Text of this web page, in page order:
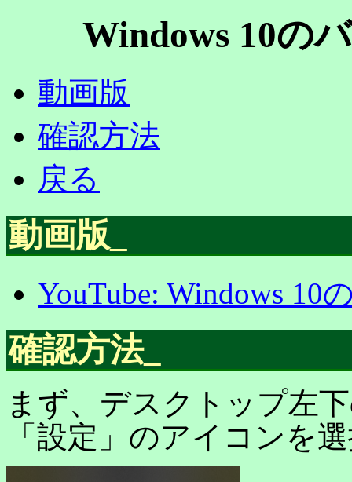
Windows 10の
動画版
確認方法
戻る
動画版
YouTube: Windows 10
確認方法_
まず、デスクトップ左
「設定」のアイコンを